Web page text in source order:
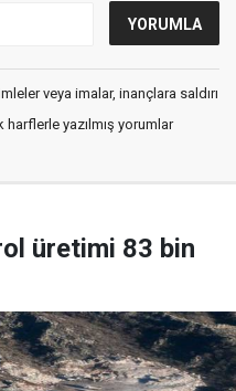
veya imalar, inançlara saldırı
yazılmış yorumlar
üretimi 83 bin